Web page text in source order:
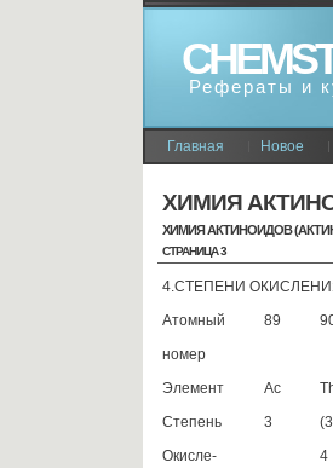
Рефераты и
Главная Новое
ХИМИЯ
ХИМИЯ АКТИНОИДОВ
СТРАНИЦА 3
4.СТЕПЕНИ
Атомный
номер
89
Элемент Ас
Степень
Окисле-
3
4